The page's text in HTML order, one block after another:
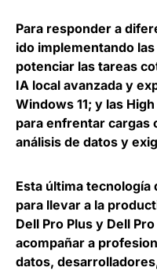
Para responder a
ido implementando las
potenciar las tareas
IA local avanzada y
Windows 11; y las
para enfrentar cargas
análisis de datos y
Esta última tecnología
para llevar a la
Dell Pro Plus y Dell
acompañar a
datos,